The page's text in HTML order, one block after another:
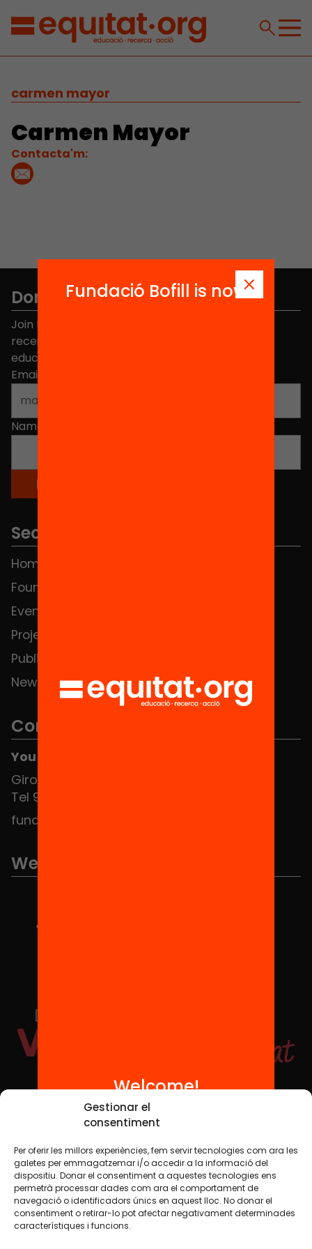
Gestionar el
consentiment
Per oferir les millors experiències, fem servir tecnologies com ara les
galetes per emmagatzemar i/o accedir a la informació del
dispositiu. Donar el consentiment a aquestes tecnologies ens
permetrà processar dades com ara el comportament de
navegació o identificadors únics en aquest lloc. No donar el
consentiment o retirar-lo pot afectar negativament determinades
característiques i funcions.
carmen mayor
Carmen Mayor
Contacta'm:
Don't miss anything.
Join the more than 40,000 people who already
receive news about initiatives and projects for
educational change in Catalonia.
Email address
Name
Sections
Home
Foundation
Events
Projects
Publications and videos
News
Contact
You can find us at the Social HUB
Girona 34, interior 08010 Barcelona
Tel 934 588 700
fundacio@equitat.org
We are part of...
Social Media
TW YTB IG FB IN
Legal NoticeCookie Policy
Fundació Bofill is now
Welcome!